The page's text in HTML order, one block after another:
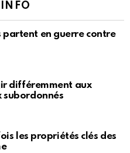
partent en guerre contre
différemment aux
subordonnés
les propriétés clés des